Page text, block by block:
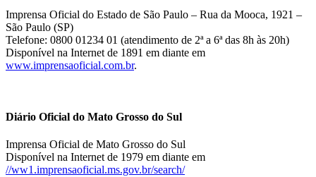
Imprensa Oficial do Estado de São Paulo – Rua da Mooca, 1921 –
São Paulo (SP)
Telefone: 0800 01234 01 (atendimento de 2ª a 6ª das 8h às 20h)
Disponível na Internet de 1891 em diante em
www.imprensaoficial.com.br.
Diário Oficial do Mato Grosso do Sul
Imprensa Oficial de Mato Grosso do Sul
Disponível na Internet de 1979 em diante em
//ww1.imprensaoficial.ms.gov.br/search/